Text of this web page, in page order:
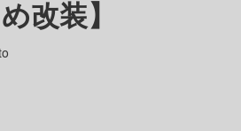
改装】